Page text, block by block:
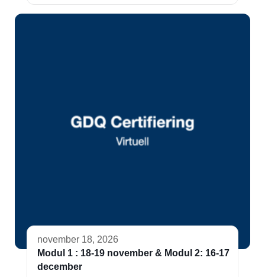
november 18, 2026
Modul 1 : 18-19 november & Modul 2: 16-17
december